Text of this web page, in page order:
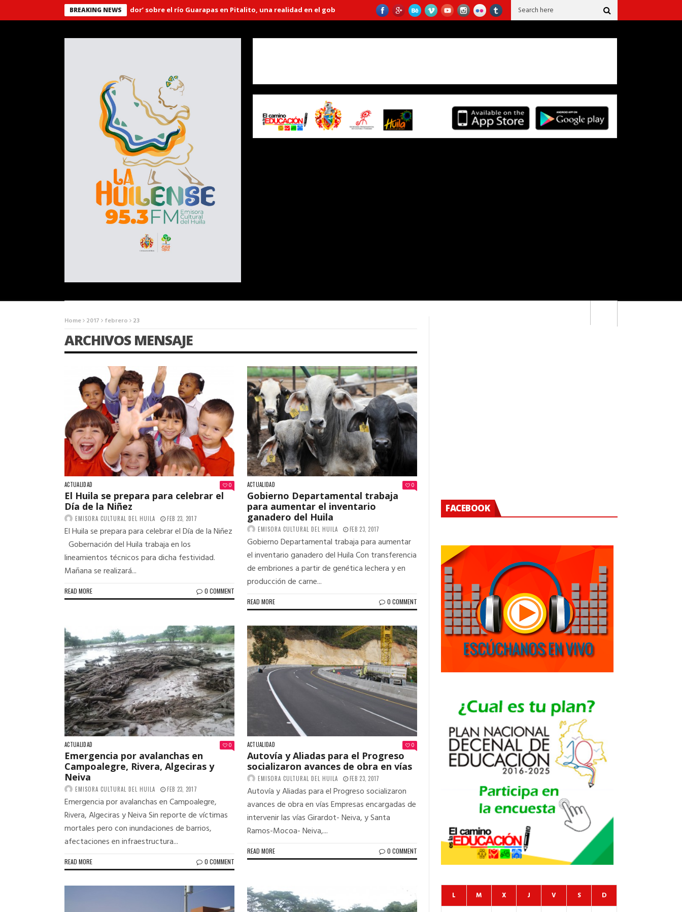
BREAKING NEWS
Puente ‘El Libertador’ sobre el río Guarapas en Pitalito, una realidad en el gobierno “Huila Crece” Emprendedora lleva más de 40 años confeccionando la falda del sanjuanero Huilense.
Home 2017 febrero 23
ARCHIVOS MENSAJE
ACTUALIDAD 0
El Huila se prepara para celebrar el
Día de la Niñez
EMISORA CULTURAL DEL HUILA FEB 23, 2017
El Huila se prepara para celebrar el Día de la Niñez
Gobernación del Huila trabaja en los
lineamientos técnicos para dicha festividad.
Mañana se realizará...
READ MORE 0 COMMENT
ACTUALIDAD 0
Gobierno Departamental trabaja
para aumentar el inventario
ganadero del Huila
EMISORA CULTURAL DEL HUILA FEB 23, 2017
Gobierno Departamental trabaja para aumentar
el inventario ganadero del Huila Con transferencia
de embriones a partir de genética lechera y en
producción de carne...
READ MORE 0 COMMENT
ACTUALIDAD 0
Emergencia por avalanchas en
Campoalegre, Rivera, Algeciras y
Neiva
EMISORA CULTURAL DEL HUILA FEB 23, 2017
Emergencia por avalanchas en Campoalegre,
Rivera, Algeciras y Neiva Sin reporte de víctimas
mortales pero con inundaciones de barrios,
afectaciones en infraestructura...
READ MORE 0 COMMENT
ACTUALIDAD 0
Autovía y Aliadas para el Progreso
socializaron avances de obra en vías
EMISORA CULTURAL DEL HUILA FEB 23, 2017
Autovía y Aliadas para el Progreso socializaron
avances de obra en vías Empresas encargadas de
intervenir las vías Girardot- Neiva, y Santa
Ramos-Mocoa- Neiva,...
READ MORE 0 COMMENT
FACEBOOK
L M X J V S D